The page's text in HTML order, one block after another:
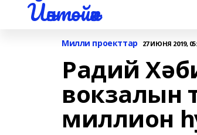
Йәнтөйәк
Милли проекттар 27 ИЮНЯ 2019,
Радий
вокзалын
миллион